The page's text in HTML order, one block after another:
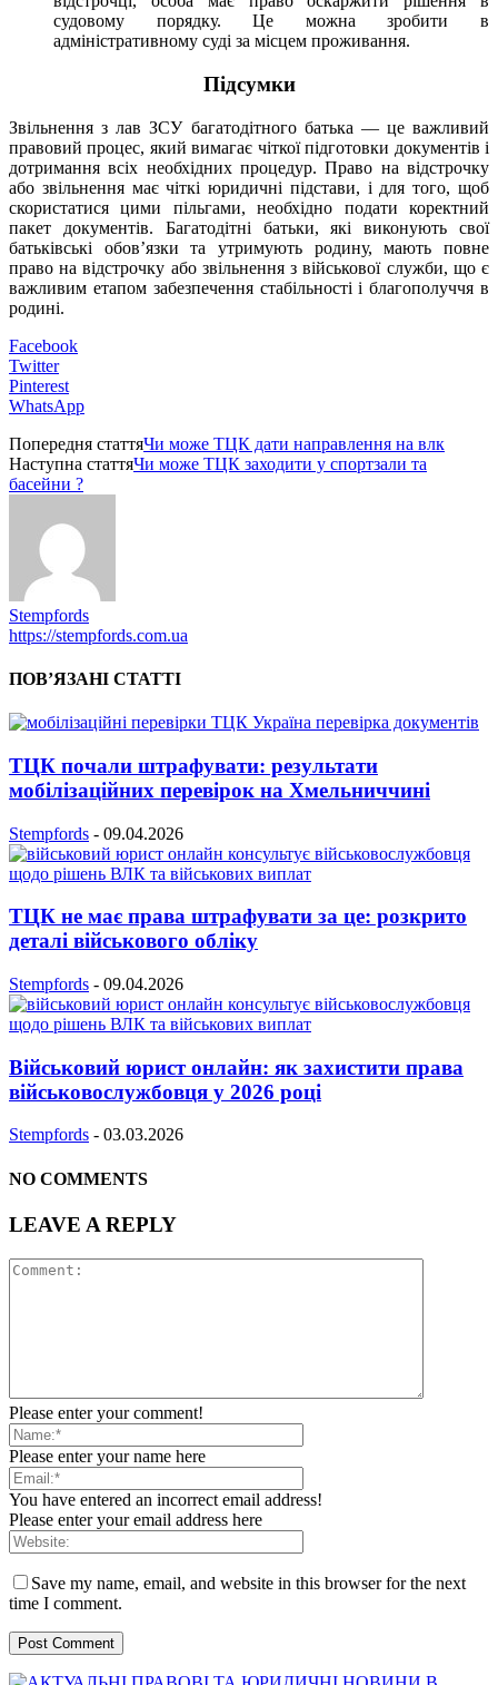
судовому порядку. Це можна зробити в
адміністративному суді за місцем проживання.
Підсумки
Звільнення з лав ЗСУ багатодітного батька — це важливий
правовий процес, який вимагає чіткої підготовки документів і
дотримання всіх необхідних процедур. Право на відстрочку
або звільнення має чіткі юридичні підстави, і для того, щоб
скористатися цими пільгами, необхідно подати коректний
пакет документів. Багатодітні батьки, які виконують свої
батьківські обов’язки та утримують родину, мають повне
право на відстрочку або звільнення з військової служби, що є
важливим етапом забезпечення стабільності і благополуччя в
родині.
Facebook
Twitter
Pinterest
WhatsApp
Попередня статтяЧи може ТЦК дати направлення на влк
Наступна статтяЧи може ТЦК заходити у спортзали та
басейни ?
Stempfords
https://stempfords.com.ua
ПОВ’ЯЗАНІ СТАТТІ
ТЦК почали штрафувати: результати
мобілізаційних перевірок на Хмельниччині
Stempfords - 09.04.2026
ТЦК не має права штрафувати за це: розкрито
деталі військового обліку
Stempfords - 09.04.2026
Військовий юрист онлайн: як захистити права
військовослужбовця у 2026 році
Stempfords - 03.03.2026
NO COMMENTS
LEAVE A REPLY
Please enter your comment!
Please enter your name here
You have entered an incorrect email address!
Please enter your email address here
Save my name, email, and website in this browser for the next
time I comment.